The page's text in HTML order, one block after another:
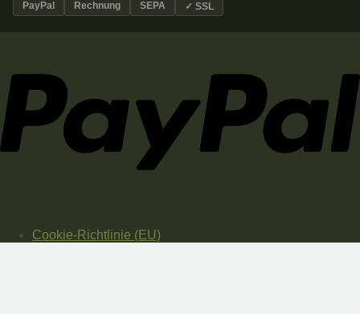
PayPal Rechnung SEPA ✓ SSL
Cookie-Richtlinie (EU)